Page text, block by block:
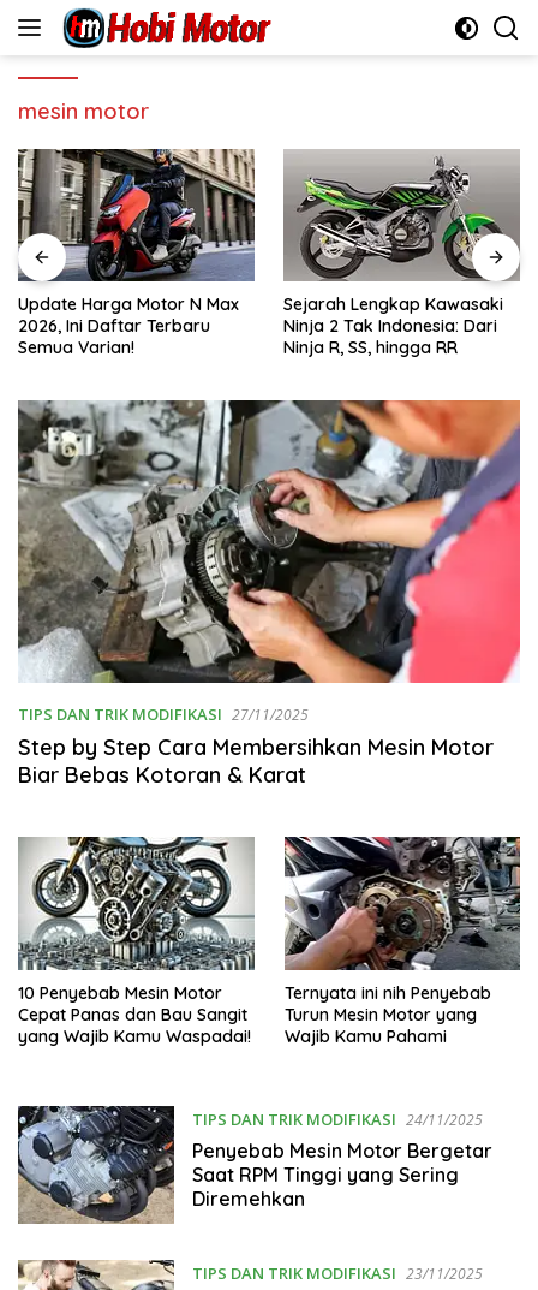
mesin motor
Update Harga Motor N Max
2026, Ini Daftar Terbaru
Semua Varian!
Sejarah Lengkap Kawasaki
Ninja 2 Tak Indonesia: Dari
Ninja R, SS, hingga RR
TIPS DAN TRIK MODIFIKASI 27/11/2025
Step by Step Cara Membersihkan Mesin Motor
Biar Bebas Kotoran & Karat
10 Penyebab Mesin Motor
Cepat Panas dan Bau Sangit
yang Wajib Kamu Waspadai!
Ternyata ini nih Penyebab
Turun Mesin Motor yang
Wajib Kamu Pahami
TIPS DAN TRIK MODIFIKASI 24/11/2025
Penyebab Mesin Motor Bergetar
Saat RPM Tinggi yang Sering
Diremehkan
TIPS DAN TRIK MODIFIKASI 23/11/2025